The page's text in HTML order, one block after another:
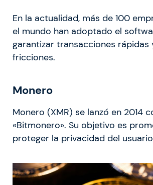
En la actualidad, más de 100
el mundo han adoptado el
garantizar transacciones rápidas
fricciones.
Monero
Monero (XMR) se lanzó en 2014
«Bitmonero». Su objetivo es
proteger la privacidad del